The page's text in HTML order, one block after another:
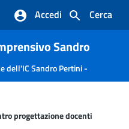
Cerca
Accedi
Sandro
dell'IC Sandro Pertini -
progettazione docenti